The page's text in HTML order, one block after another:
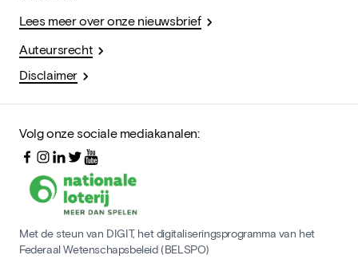
Lees meer over onze nieuwsbrief
Auteursrecht
Disclaimer
Volg onze sociale mediakanalen:
Met de steun van DIGIT, het digitaliseringsprogramma van het
Federaal Wetenschapsbeleid (BELSPO)